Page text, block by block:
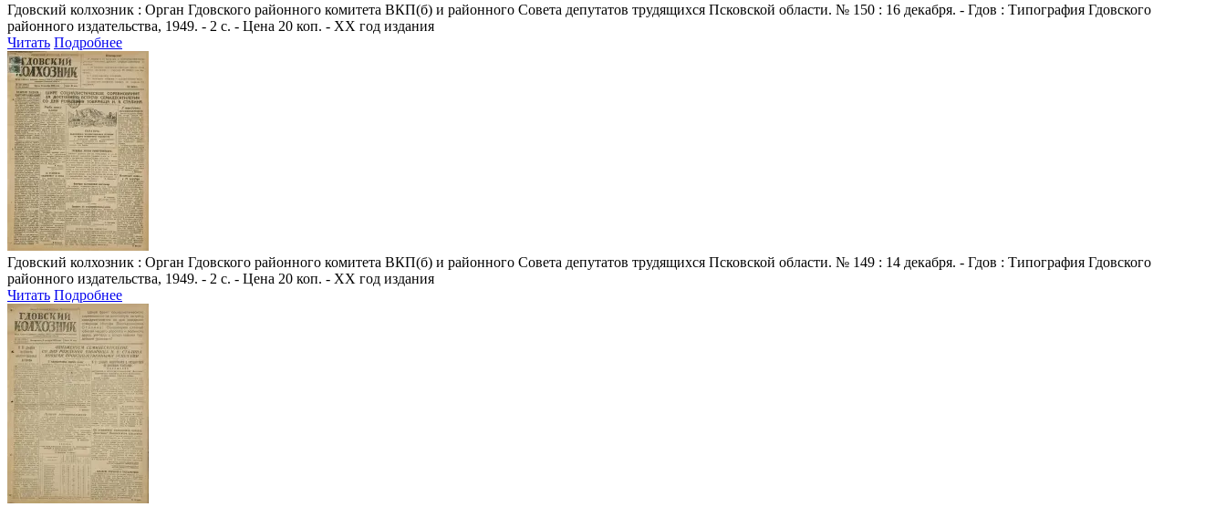
Гдовский колхозник : Орган Гдовского районного комитета ВКП(б) и районного Совета депутатов трудящихся Псковской области. № 150 : 16 декабря. - Гдов : Типография Гдовского
районного издательства, 1949. - 2 с. - Цена 20 коп. - XX год издания
Читать Подробнее
Гдовский колхозник : Орган Гдовского районного комитета ВКП(б) и районного Совета депутатов трудящихся Псковской области. № 149 : 14 декабря. - Гдов : Типография Гдовского
районного издательства, 1949. - 2 с. - Цена 20 коп. - XX год издания
Читать Подробнее